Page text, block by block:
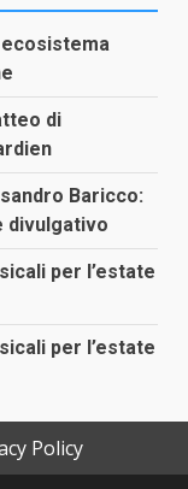
di
Baricco:
divulgativo
per l’estate
per l’estate
Policy